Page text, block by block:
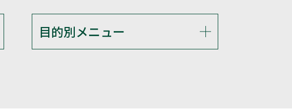
目的別メニュー